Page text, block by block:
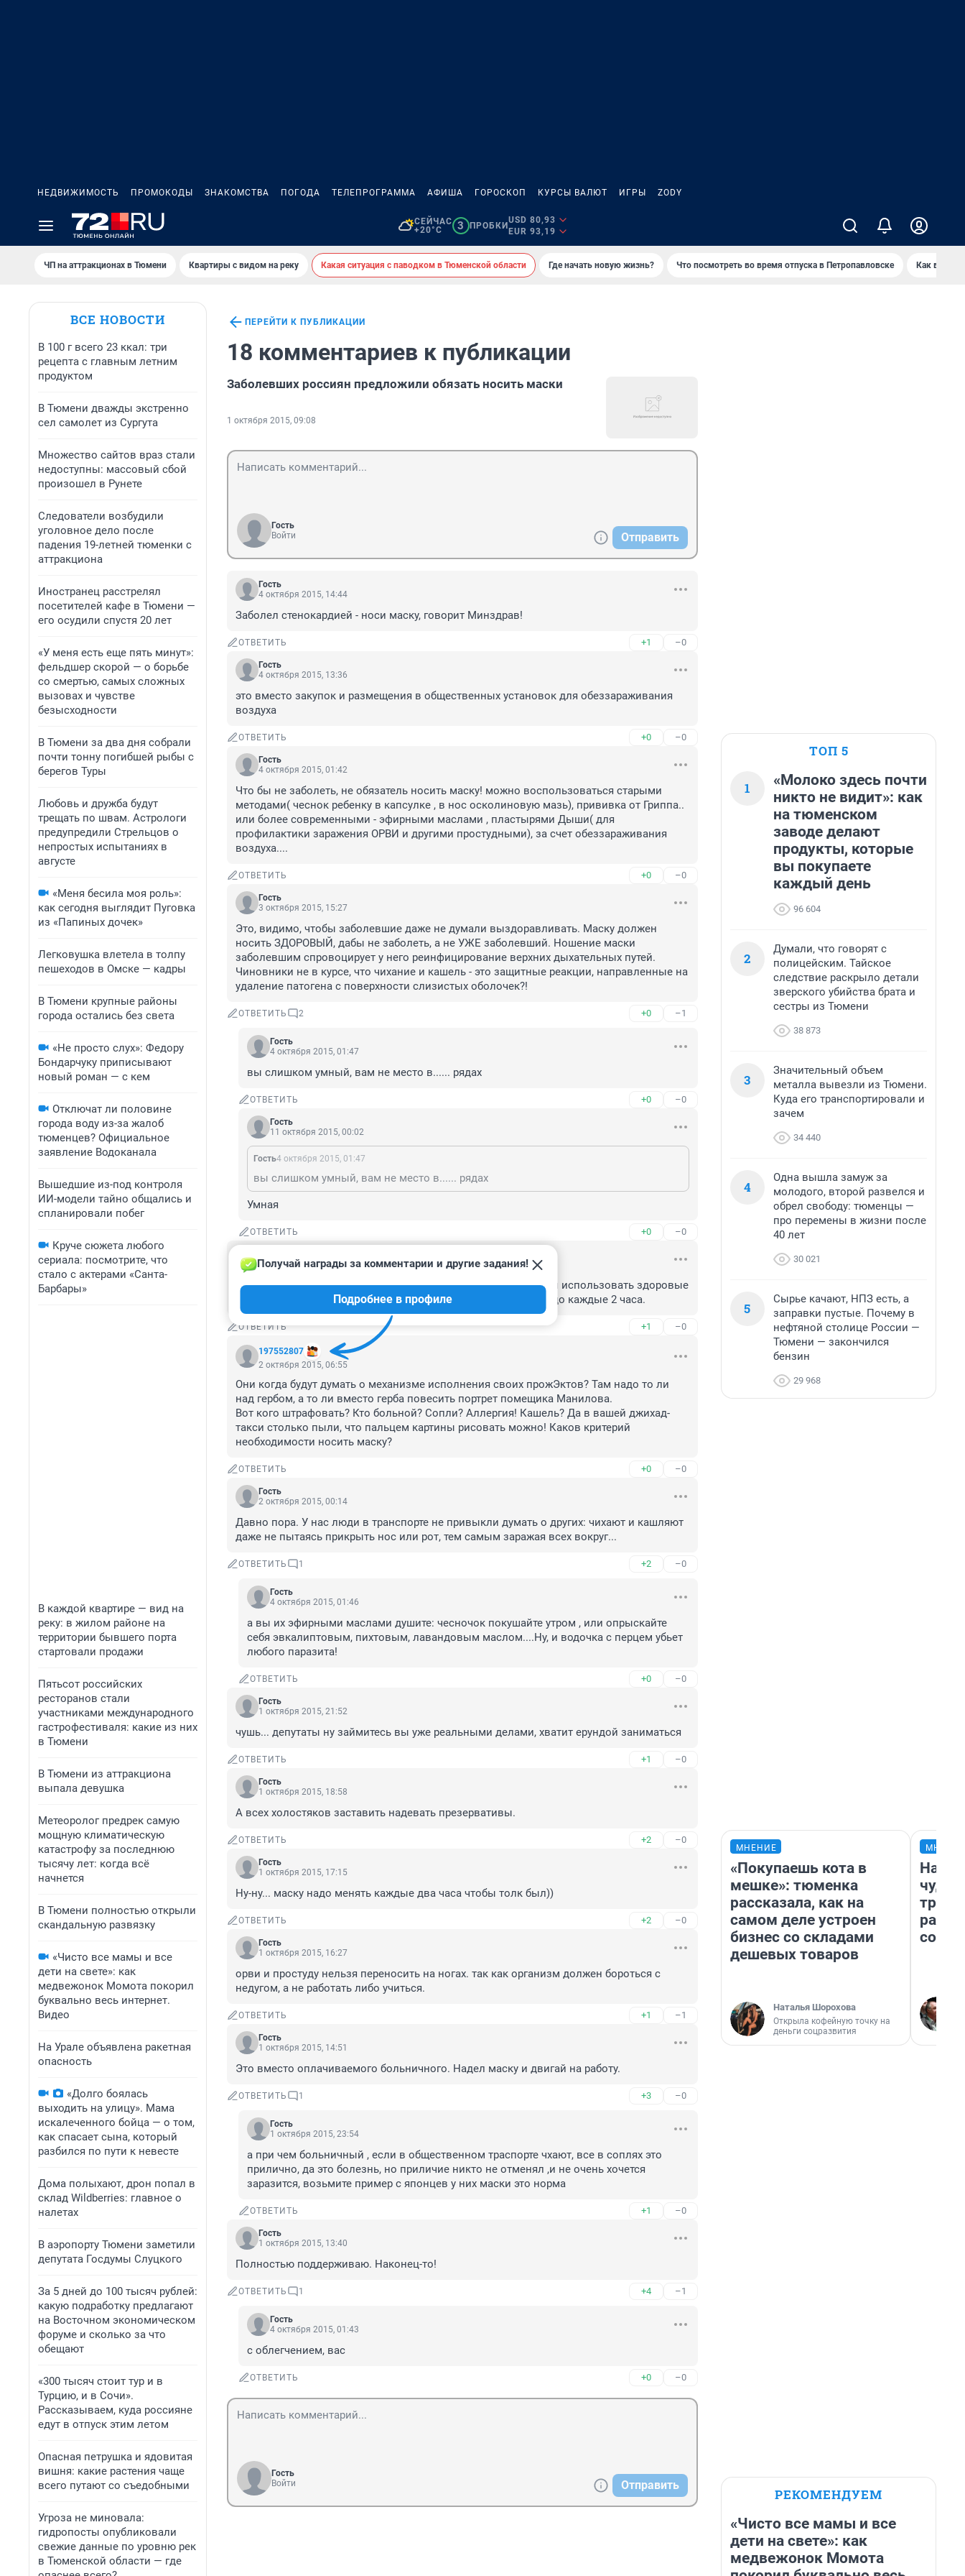
НЕДВИЖИМОСТЬ ПРОМОКОДЫ ЗНАКОМСТВА ПОГОДА ТЕЛЕПРОГРАММА АФИША ГОРОСКОП КУРСЫ ВАЛЮТ ИГРЫ ZODY
СЕЙЧАС
+20°C
3 ПРОБКИ
USD 80,93
EUR 93,19
ЧП на аттракционах в Тюмени Квартиры с видом на реку Какая ситуация с паводком в Тюменской области Где начать новую жизнь? Что посмотреть во время отпуска в Петропавловске Как
ВСЕ НОВОСТИ
В 100 г всего 23 ккал: три
рецепта с главным летним
продуктом
В Тюмени дважды экстренно
сел самолет из Сургута
Множество сайтов враз стали
недоступны: массовый сбой
произошел в Рунете
Следователи возбудили
уголовное дело после
падения 19-летней тюменки с
аттракциона
Иностранец расстрелял
посетителей кафе в Тюмени —
его осудили спустя 20 лет
«У меня есть еще пять минут»:
фельдшер скорой — о борьбе
со смертью, самых сложных
вызовах и чувстве
безысходности
В Тюмени за два дня собрали
почти тонну погибшей рыбы с
берегов Туры
Любовь и дружба будут
трещать по швам. Астрологи
предупредили Стрельцов о
непростых испытаниях в
августе
«Меня бесила моя роль»:
как сегодня выглядит Пуговка
из «Папиных дочек»
Легковушка влетела в толпу
пешеходов в Омске — кадры
В Тюмени крупные районы
города остались без света
«Не просто слух»: Федору
Бондарчуку приписывают
новый роман — с кем
Отключат ли половине
города воду из-за жалоб
тюменцев? Официальное
заявление Водоканала
Вышедшие из-под контроля
ИИ-модели тайно общались и
спланировали побег
Круче сюжета любого
сериала: посмотрите, что
стало с актерами «Санта-
Барбары»
В каждой квартире — вид на
реку: в жилом районе на
территории бывшего порта
стартовали продажи
Пятьсот российских
ресторанов стали
участниками международного
гастрофестиваля: какие из них
в Тюмени
В Тюмени из аттракциона
выпала девушка
Метеоролог предрек самую
мощную климатическую
катастрофу за последнюю
тысячу лет: когда всё
начнется
В Тюмени полностью открыли
скандальную развязку
«Чисто все мамы и все
дети на свете»: как
медвежонок Момота покорил
буквально весь интернет.
Видео
На Урале объявлена ракетная
опасность
«Долго боялась
выходить на улицу». Мама
искалеченного бойца — о том,
как спасает сына, который
разбился по пути к невесте
Дома полыхают, дрон попал в
склад Wildberries: главное о
налетах
В аэропорту Тюмени заметили
депутата Госдумы Слуцкого
За 5 дней до 100 тысяч рублей:
какую подработку предлагают
на Восточном экономическом
форуме и сколько за что
обещают
«300 тысяч стоит тур и в
Турцию, и в Сочи».
Рассказываем, куда россияне
едут в отпуск этим летом
Опасная петрушка и ядовитая
вишня: какие растения чаще
всего путают со съедобными
Угроза не миновала:
гидропосты опубликовали
свежие данные по уровню рек
в Тюменской области — где
ПЕРЕЙТИ К ПУБЛИКАЦИИ
18 комментариев к публикации
Заболевших россиян предложили обязать носить маски
1 октября 2015, 09:08
Гость
Войти
Отправить
Гость
4 октября 2015, 14:44
Заболел стенокардией - носи маску, говорит Минздрав!
ОТВЕТИТЬ +1 –0
Гость
4 октября 2015, 13:36
это вместо закупок и размещения в общественных установок для обеззараживания
воздуха
ОТВЕТИТЬ +0 –0
Гость
4 октября 2015, 01:42
Что бы не заболеть, не обязатель носить маску! можно воспользоваться старыми
методами( чеснок ребенку в капсулке , в нос осколиновую мазь), прививка от Гриппа..
или более современными - эфирными маслами , пластырями Дыши( для
профилактики заражения ОРВИ и другими простудными), за счет обеззараживания
воздуха....
ОТВЕТИТЬ +0 –0
Гость
3 октября 2015, 15:27
Это, видимо, чтобы заболевшие даже не думали выздоравливать. Маску должен
носить ЗДОРОВЫЙ, дабы не заболеть, а не УЖЕ заболевший. Ношение маски
заболевшим спровоцирует у него реинфицирование верхних дыхательных путей.
Чиновники не в курсе, что чихание и кашель - это защитные реакции, направленные на
удаление патогена с поверхности слизистых оболочек?!
ОТВЕТИТЬ 2 +0 –1
Гость
4 октября 2015, 01:47
вы слишком умный, вам не место в...... рядах
ОТВЕТИТЬ +0 –0
Гость
11 октября 2015, 00:02
Гость4 октября 2015, 01:47
вы слишком умный, вам не место в...... рядах
Умная
ОТВЕТИТЬ +0 –0
2 октября 2015, 09:26
А ничего, что маска - это средство профилактики и её должны использовать здоровые
люди, с целью защиты от вирусов и бактерий. и менять её надо каждые 2 часа.
ОТВЕТИТЬ +1 –0
197552807
Получай награды за комментарии и другие задания!
Подробнее в профиле
2 октября 2015, 06:55
Они когда будут думать о механизме исполнения своих прожЭктов? Там надо то ли
над гербом, а то ли вместо герба повесить портрет помещика Манилова.
Вот кого штрафовать? Кто больной? Сопли? Аллергия! Кашель? Да в вашей джихад-
такси столько пыли, что пальцем картины рисовать можно! Каков критерий
необходимости носить маску?
ОТВЕТИТЬ +0 –0
Гость
2 октября 2015, 00:14
Давно пора. У нас люди в транспорте не привыкли думать о других: чихают и кашляют
даже не пытаясь прикрыть нос или рот, тем самым заражая всех вокруг...
ОТВЕТИТЬ 1 +2 –0
Гость
4 октября 2015, 01:46
а вы их эфирными маслами душите: чесночок покушайте утром , или опрыскайте
себя эвкалиптовым, пихтовым, лавандовым маслом....Ну, и водочка с перцем убьет
любого паразита!
ОТВЕТИТЬ +0 –0
Гость
1 октября 2015, 21:52
чушь... депутаты ну займитесь вы уже реальными делами, хватит ерундой заниматься
ОТВЕТИТЬ +1 –0
Гость
1 октября 2015, 18:58
А всех холостяков заставить надевать презервативы.
ОТВЕТИТЬ +2 –0
Гость
1 октября 2015, 17:15
Ну-ну... маску надо менять каждые два часа чтобы толк был))
ОТВЕТИТЬ +2 –0
Гость
1 октября 2015, 16:27
орви и простуду нельзя переносить на ногах. так как организм должен бороться с
недугом, а не работать либо учиться.
ОТВЕТИТЬ +1 –1
Гость
1 октября 2015, 14:51
Это вместо оплачиваемого больничного. Надел маску и двигай на работу.
ОТВЕТИТЬ 1 +3 –0
Гость
1 октября 2015, 23:54
а при чем больничный , если в общественном траспорте чхают, все в соплях это
прилично, да это болезнь, но приличие никто не отменял ,и не очень хочется
заразится, возьмите пример с японцев у них маски это норма
ОТВЕТИТЬ +1 –0
Гость
1 октября 2015, 13:40
Полностью поддерживаю. Наконец-то!
ОТВЕТИТЬ 1 +4 –1
Гость
4 октября 2015, 01:43
с облегчением, вас
ОТВЕТИТЬ +0 –0
Гость
Войти
Отправить
ТОП 5
1
«Молоко здесь почти
никто не видит»: как
на тюменском
заводе делают
продукты, которые
вы покупаете
каждый день
96 604
2
Думали, что говорят с
полицейским. Тайское
следствие раскрыло детали
зверского убийства брата и
сестры из Тюмени
38 873
3
Значительный объем
металла вывезли из Тюмени.
Куда его транспортировали и
зачем
34 440
4
Одна вышла замуж за
молодого, второй развелся и
обрел свободу: тюменцы —
про перемены в жизни после
40 лет
30 021
5
Сырье качают, НПЗ есть, а
заправки пустые. Почему в
нефтяной столице России —
Тюмени — закончился
бензин
29 968
МНЕНИЕ
«Покупаешь кота в
мешке»: тюменка
рассказала, как на
самом деле устроен
бизнес со складами
дешевых товаров
Наталья Шорохова
Открыла кофейную точку на
деньги соцразвития
РЕКОМЕНДУЕМ
«Чисто все мамы и все
дети на свете»: как
медвежонок Момота